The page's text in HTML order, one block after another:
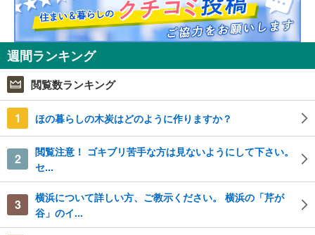
週間ランキング
閲覧数ランキング
1 ほの暮らしの木炭はどのように作りますか？
2
閲覧注意！ ゴキブリ苦手な方は見ないようにして下さい。
セ...
3
横浜について詳しい方、ご教示ください。 横浜の「芹が
谷」のイ...